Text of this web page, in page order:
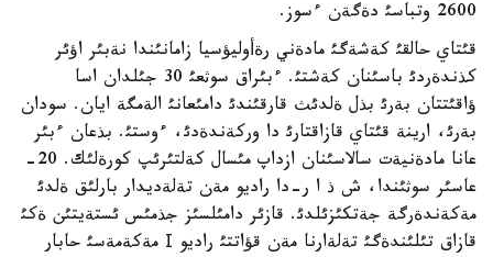
2600 وتباسئ دةگةن ءسوز.
قئتاي حالقئ كةشةگئ مادةني رةأوليؤسيا زامانئندا نةبئر اؤئر
كذندةردئ باسئنان كةشتئ. ءبئراق سوثعئ 30 جئلدان اسا
ؤاقئتتان بةرئ بذل ةلدئث قارقئندئ دامئعانئ الةمگة ايان. سودان
بةرئ، ارينة قئتاي قازاقتارئ دا وركةندةدئ، ءوستئ. بذعان ءبئر
عانا مادةنيةت سالاسئنان ازداپ مئسال كةلتئرئپ كورةلئك. 20-
عاسئر سوثئندا، ش ذ ا ر-دا راديو مةن تةلةديدار بارلئق ةلدئ
مةكةندةرگة جةتكئزئلدئ. قازئر دامئلسئز جذمئس ئستةيتئن ةكئ
قازاق تئلئندةگئ تةلةارنا مةن قؤاتتئ راديو І مةكةمةسئ حابار